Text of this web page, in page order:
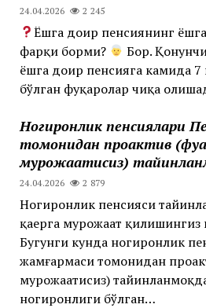
24.04.2026 2 245
Ёшга доир пенсиянинг
фарқи борми?
Бор.
ёшга доир пенсияга камида 7
бўлган фуқаролар чиқа
Ногиронлик пенсиялари
томонидан проактив
мурожаатисиз)
24.04.2026 2 879
Ногиронлик пенсияси
қаерга мурожаат қилишингиз
Бугунги кунда ногиронлик
жамғармаси томонидан
мурожаатисиз)
ногиронлиги бўлган…